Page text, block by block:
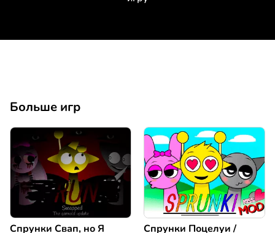
Больше игр
Спрунки Свап, но Я
Спрунки Поцелуи /